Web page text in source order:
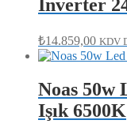
İnverter
₺14.859,00 KDV
Noas 50w
Işık 6500K